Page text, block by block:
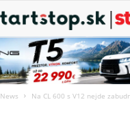
News
Na CL 600 s V12 nejde